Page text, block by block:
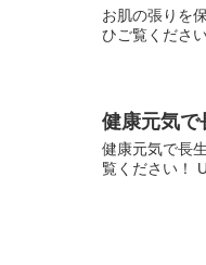
お肌の張りを
ひご覧くださ
健康元気で
健康元気で長
覧ください！